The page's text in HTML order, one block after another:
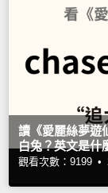
讀《愛麗絲夢遊
白兔？英文是什
觀看次數：9199 •